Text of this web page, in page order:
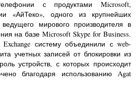
с продуктами Microsoft,
«АйТеко», одного из крупнейших
ведущего мирового производителя в
на базе Microsoft Skype for Business.
систему объединили с web-
учетных записей от блокировки из
устройств, с которых происходит
благодаря использованию Agat